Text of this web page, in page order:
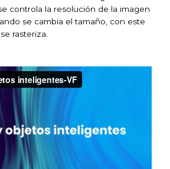
controla la resolución de la imagen
se cambia el tamaño, con este
rasteriza.